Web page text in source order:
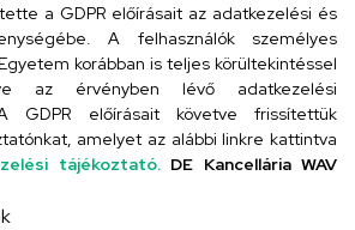
a GDPR előírásait az adatkezelési és
A felhasználók személyes
korábban is teljes körültekintéssel
az érvényben lévő adatkezelési
A GDPR előírásait követve frissítettük
amelyet az alábbi linkre kattintva
tájékoztató. DE Kancellária WAV